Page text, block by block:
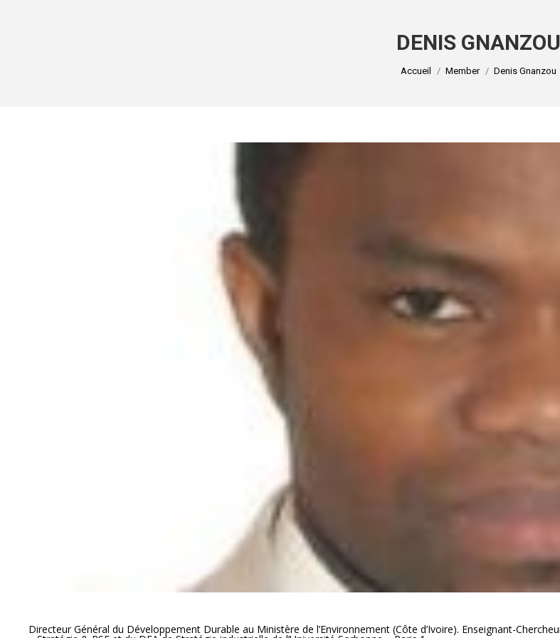
DENIS GNANZOU
Accueil Member Denis Gnanzou
Directeur Général du Développement Durable au Ministère de l’Environnement (Côte d’Ivoire). Enseignant-